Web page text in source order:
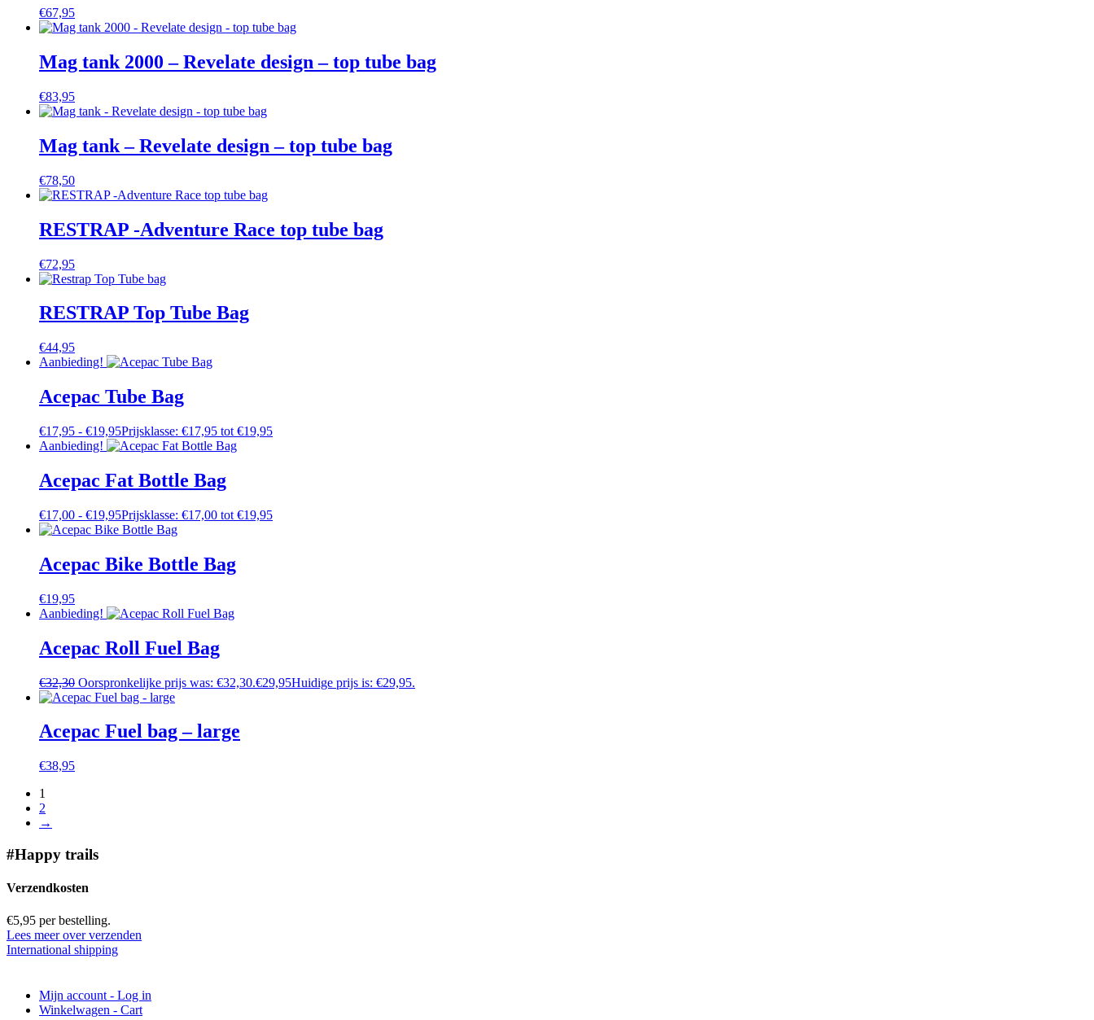
€67,95
Mag tank 2000 – Revelate design – top tube bag
€83,95
Mag tank – Revelate design – top tube bag
€78,50
RESTRAP -Adventure Race top tube bag
€72,95
RESTRAP Top Tube Bag
€44,95
Aanbieding!
Acepac Tube Bag
€17,95 - €19,95Prijsklasse: €17,95 tot €19,95
Aanbieding!
Acepac Fat Bottle Bag
€17,00 - €19,95Prijsklasse: €17,00 tot €19,95
Acepac Bike Bottle Bag
€19,95
Aanbieding!
Acepac Roll Fuel Bag
€32,30 Oorspronkelijke prijs was: €32,30.€29,95Huidige prijs is: €29,95.
Acepac Fuel bag – large
€38,95
1
2
→
#Happy trails
Verzendkosten
€5,95 per bestelling.
Lees meer over verzenden
International shipping
Mijn account - Log in
Winkelwagen - Cart